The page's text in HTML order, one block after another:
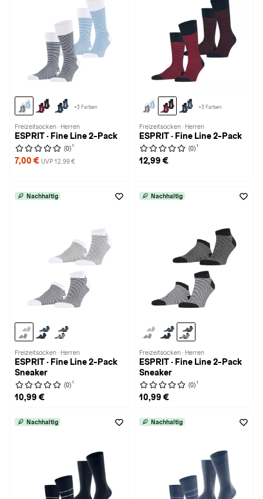
+3 Farben
Freizeitsocken · Herren
ESPRIT · Fine Line 2-Pack
(0) 1
7,00 € UVP 12,99 €
+3 Farben
Freizeitsocken · Herren
ESPRIT · Fine Line 2-Pack
(0) 1
12,99 €
Nachhaltig
Freizeitsocken · Herren
ESPRIT · Fine Line 2-Pack
Sneaker
(0) 1
10,99 €
Nachhaltig
Freizeitsocken · Herren
ESPRIT · Fine Line 2-Pack
Sneaker
(0) 1
10,99 €
Nachhaltig Nachhaltig